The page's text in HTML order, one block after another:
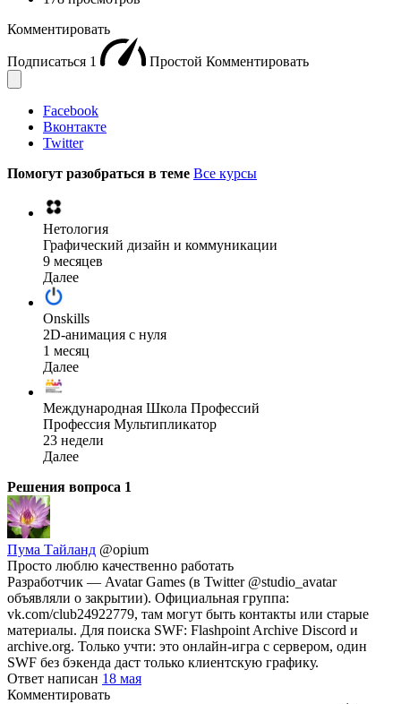
Комментировать
Подписаться 1 Простой Комментировать
Facebook
Вконтакте
Twitter
Помогут разобраться в теме Все курсы
Нетология
Графический дизайн и коммуникации
9 месяцев
Далее
Onskills
2D-анимация с нуля
1 месяц
Далее
Международная Школа Профессий
Профессия Мультипликатор
23 недели
Далее
Решения вопроса 1
Пума Тайланд @opium
Просто люблю качественно работать
Разработчик — Avatar Games (в Twitter @studio_avatar
объявляли о закрытии). Официальная группа:
vk.com/club24922779, там могут быть контакты или старые
материалы. Для поиска SWF: Flashpoint Archive Discord и
archive.org. Только учти: это онлайн-игра с сервером, один
SWF без бэкенда даст только клиентскую графику.
Ответ написан 18 мая
Комментировать